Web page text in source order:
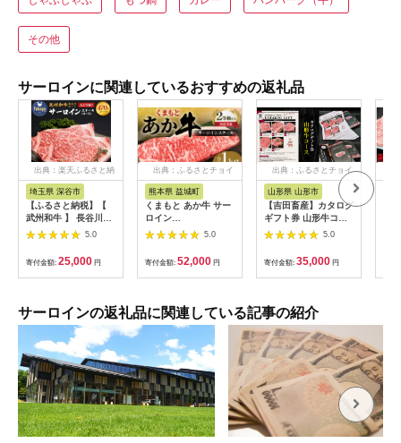
その他
サーロインに関連しているおすすめの返礼品
出典：楽天ふるさと納
税
埼玉県 深谷市
【ふるさと納税】【
武州和牛 】 長谷川ビ
ーフ （ 埼玉県 深谷市
牛 ） サーロインステ
ーキ （ ロース ）
470g 和牛【11218-
0358】
5.0
寄付金額: 25,000 円
出典：ふるさとチョイ
ス
熊本県 益城町
くまもと あか牛 サー
ロイン
1.0kg（250g×4枚）
5.0
寄付金額: 52,000 円
出典：ふるさとチョイ
山形県 山形市
【吉田畜産】カタログ
ギフト券 山形牛コー
ス 10000円分 FY22-
5.0
寄付金額: 35,000 円
サーロインの返礼品に関連している記事の紹介